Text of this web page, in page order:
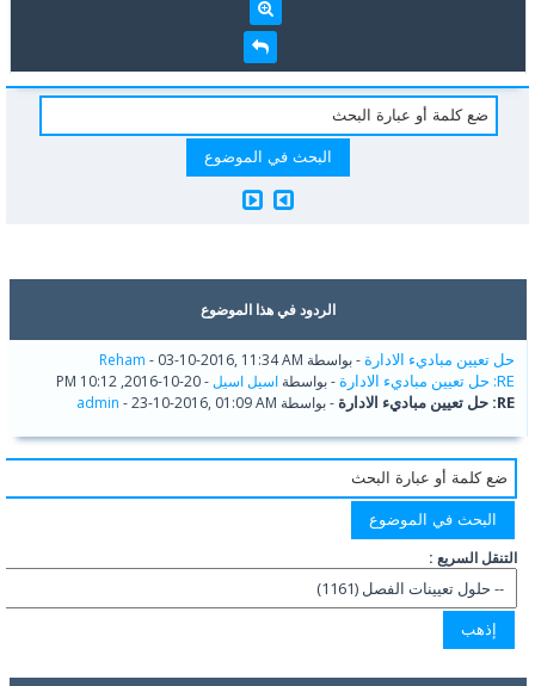
الردود في هذا الموضوع
حل تعيين مباديء الادارة- بواسطة Reham- 03-10-2016, 11:34 AM
RE: حل تعيين مباديء الادارة - بواسطةاسيل اسيل- 20-10-2016, 10:12 PM
RE: حل تعيين مباديء الادارة - بواسطة admin- 23-10-2016, 01:09 AM
التنقل السريع :